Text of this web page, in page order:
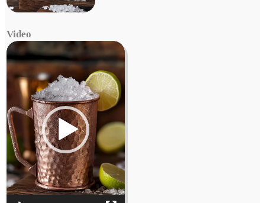
Video
Video
Player